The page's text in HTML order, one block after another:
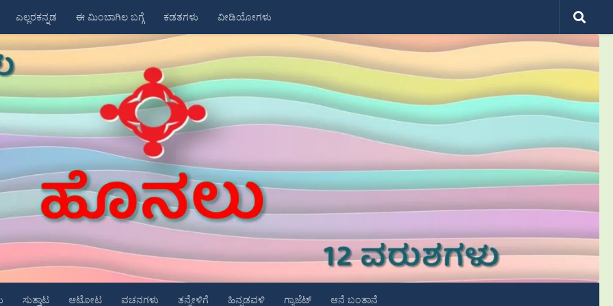
ಎಲ್ಲರಕನ್ನಡ ಈ ಮಿಂಬಾಗಿಲ ಬಗ್ಗೆ ಕಡತಗಳು ವೀಡಿಯೋಗಳು
ಸುತ್ತಾಟ ಆಟೋಟ ವಚನಗಳು ತನ್ನೇಳಿಗೆ ಹಿನ್ನಡವಳಿ ಗ್ಯಾಜೆಟ್ ಆನೆ ಬಂತಾನೆ